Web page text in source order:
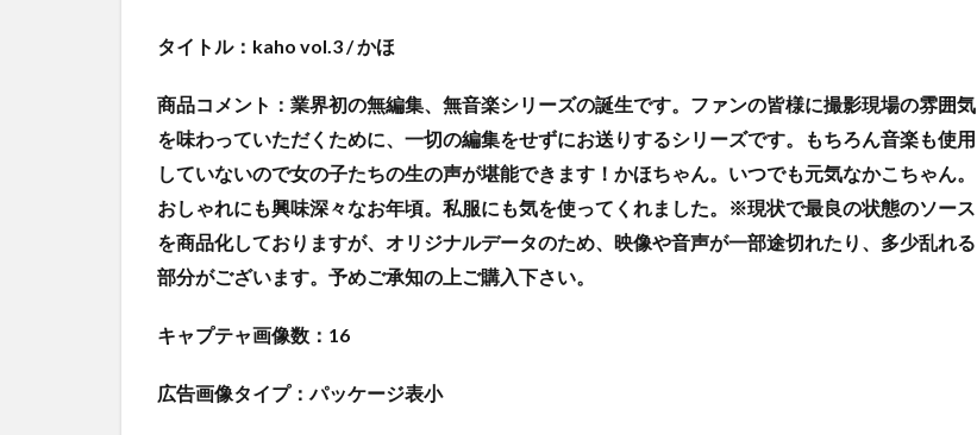
タイトル：kaho vol.3 / かほ
商品コメント：業界初の無編集、無音楽シリーズの誕生です。ファンの皆様に撮影現場の雰囲気
を味わっていただくために、一切の編集をせずにお送りするシリーズです。もちろん音楽も使用
していないので女の子たちの生の声が堪能できます！かほちゃん。いつでも元気なかこちゃん。
おしゃれにも興味深々なお年頃。私服にも気を使ってくれました。※現状で最良の状態のソース
を商品化しておりますが、オリジナルデータのため、映像や音声が一部途切れたり、多少乱れる
部分がございます。予めご承知の上ご購入下さい。
キャプテャ画像数：16
広告画像タイプ：パッケージ表小